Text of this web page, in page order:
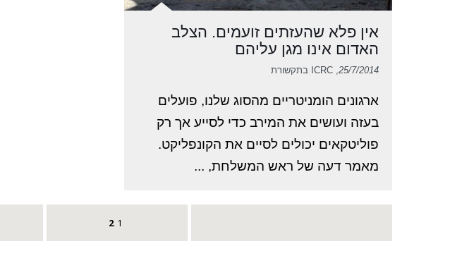
אין פלא שהעזתים זועמים. הצלב
האדום אינו מגן עליהם
25/7/2014, ICRC בתקשורת
ארגונים הומניטריים מהסוג שלנו, פועלים
בעזה ועושים את המירב כדי לסייע אך רק
פוליטקאים יכולים לסיים את הקונפליקט.
מאמר דעה של ראש המשלחת, ...
1
2